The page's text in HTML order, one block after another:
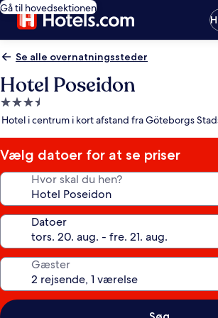
Gå til hovedsektionen
Se alle overnatningssteder
Hotel Poseidon
3.5-
stjernet
Hotel i centrum i kort afstand fra Göteborgs
Vælg datoer for at se priser
Hvor skal du hen?
Datoer
Gæster